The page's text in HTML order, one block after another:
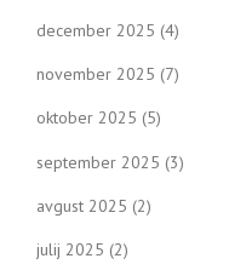
december 2025 (4)
november 2025 (7)
oktober 2025 (5)
september 2025 (3)
avgust 2025 (2)
julij 2025 (2)